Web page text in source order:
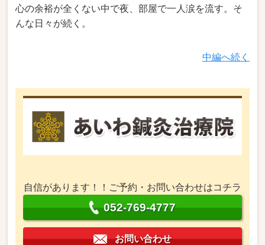
心の余裕が全くない中で夜、部屋で一人涙を流す。そ
んな日々が続く。
中編へ続く
自信があります！！ご予約・お問い合わせはコチラ
052-769-4777
お問い合わせ